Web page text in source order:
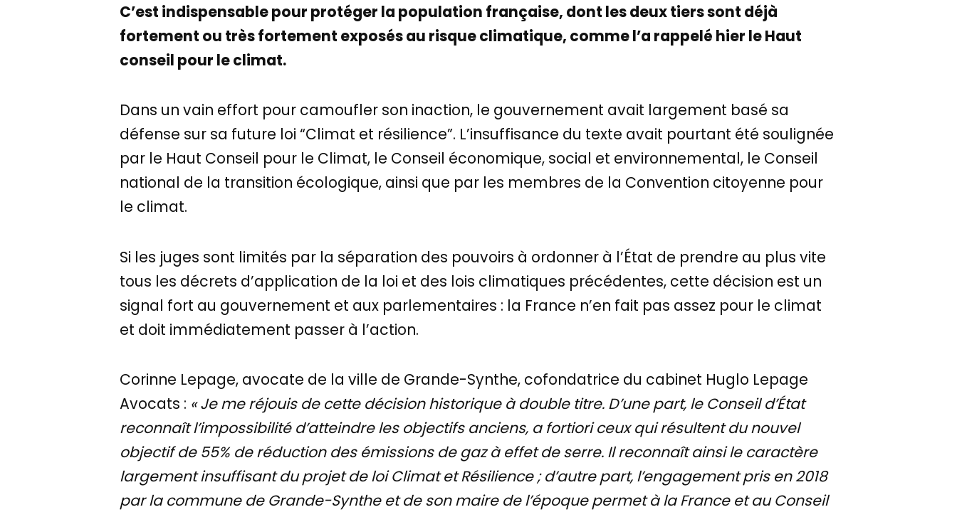
C’est indispensable pour protéger la population française, dont les deux tiers sont déjà
fortement ou très fortement exposés au risque climatique, comme l’a rappelé hier le Haut
conseil pour le climat.
Dans un vain effort pour camoufler son inaction, le gouvernement avait largement basé sa
défense sur sa future loi “Climat et résilience”. L’insuffisance du texte avait pourtant été soulignée
par le Haut Conseil pour le Climat, le Conseil économique, social et environnemental, le Conseil
national de la transition écologique, ainsi que par les membres de la Convention citoyenne pour
le climat.
Si les juges sont limités par la séparation des pouvoirs à ordonner à l’État de prendre au plus vite
tous les décrets d’application de la loi et des lois climatiques précédentes, cette décision est un
signal fort au gouvernement et aux parlementaires : la France n’en fait pas assez pour le climat
et doit immédiatement passer à l’action.
Corinne Lepage, avocate de la ville de Grande-Synthe, cofondatrice du cabinet Huglo Lepage
Avocats : « Je me réjouis de cette décision historique à double titre. D’une part, le Conseil d’État
reconnaît l’impossibilité d’atteindre les objectifs anciens, a fortiori ceux qui résultent du nouvel
objectif de 55% de réduction des émissions de gaz à effet de serre. Il reconnaît ainsi le caractère
largement insuffisant du projet de loi Climat et Résilience ; d’autre part, l’engagement pris en 2018
par la commune de Grande-Synthe et de son maire de l’époque permet à la France et au Conseil